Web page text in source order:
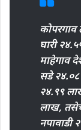
कोपरगाव
घारी
माहेगाव
सडे
२४.९९
लाख, तसेच
नपावाडी